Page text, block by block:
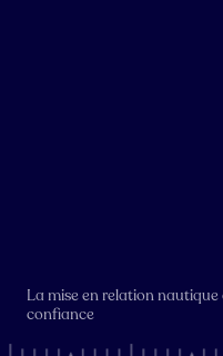
La mise en relation nautique
confiance